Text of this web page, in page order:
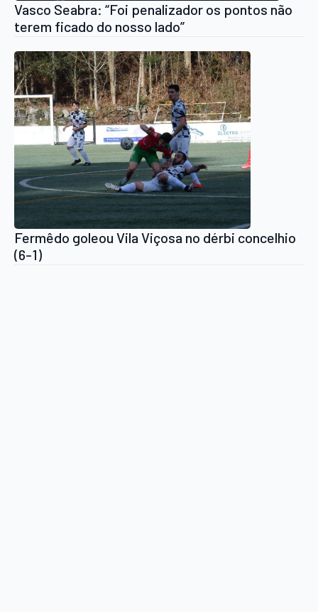
Vasco Seabra: “Foi penalizador os pontos não
terem ficado do nosso lado”
Fermêdo goleou Vila Viçosa no dérbi concelhio
(6-1)